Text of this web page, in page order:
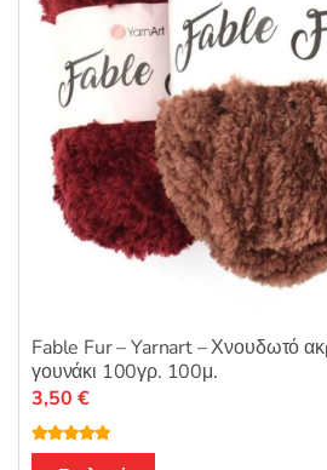
σελίδα
του
προϊόντος
Fable Fur – Yarnart – Χνουδωτό
γουνάκι 100γρ. 100μ.
Βαθμολογή
3,50 €